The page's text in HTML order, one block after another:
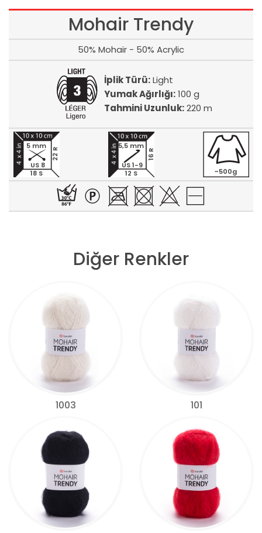
Mohair Trendy
50% Mohair - 50% Acrylic
İplik Türü:Light
Yumak Ağırlığı:100 g
Tahmini Uzunluk:220 m
18 S
22 R
5 mm
US 8
12 S
16 R
5,5 mm
US 1-9
~500g
Diğer Renkler
1003 101